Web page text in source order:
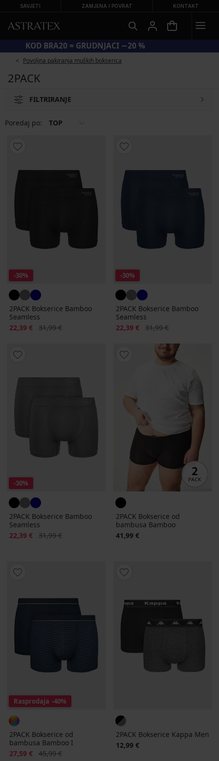
SAVJETI ZAMJENA I POVRAT KONTAKT
KOD BRA20 = GRUDNJACI −20 %
Povoljna pakiranja muških bokserica
2PACK
FILTRIRANJE
Poredaj po: TOP
-30%
2PACK Bokserice Bamboo
Seamless
Popust
22,39 € Prvobitna cijena
31,99 €
-30%
2PACK Bokserice Bamboo
Seamless
Popust
22,39 € Prvobitna cijena
31,99 €
-30%
2PACK Bokserice Bamboo
Seamless
Popust
22,39 € Prvobitna cijena
31,99 €
2PACK Bokserice od
bambusa Bamboo
41,99 €
Rasprodaja -40%
2PACK Bokserice od
bambusa Bamboo I
Popust
27,59 € Prvobitna cijena
45,99 €
2PACK Bokserice Kappa Men
12,99 €